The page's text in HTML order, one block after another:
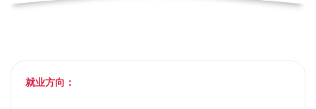
就业方向：